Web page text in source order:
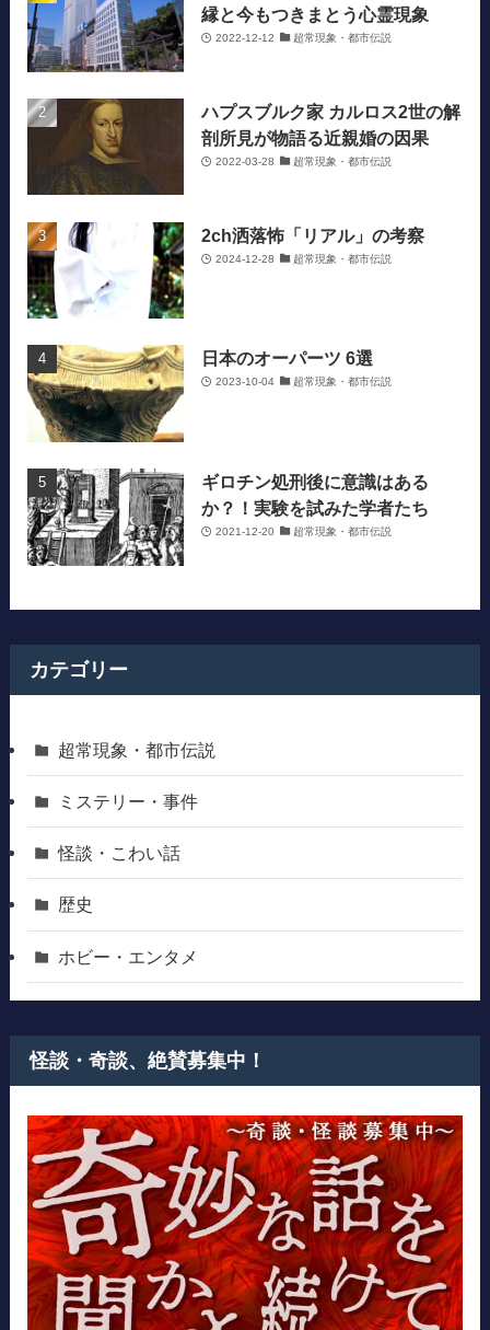
縁と今もつきまとう心霊現象
2022-12-12 超常現象・都市伝説
ハプスブルク家 カルロス2世の解
剖所見が物語る近親婚の因果
2022-03-28 超常現象・都市伝説
2ch洒落怖「リアル」の考察
2024-12-28 超常現象・都市伝説
日本のオーパーツ 6選
2023-10-04 超常現象・都市伝説
ギロチン処刑後に意識はある
か？！実験を試みた学者たち
2021-12-20 超常現象・都市伝説
カテゴリー
超常現象・都市伝説
ミステリー・事件
怪談・こわい話
歴史
ホビー・エンタメ
怪談・奇談、絶賛募集中！